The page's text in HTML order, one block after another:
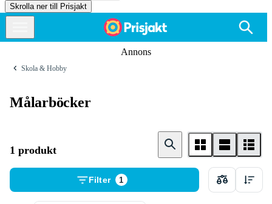
Skrolla ner till Prisjakt
Annons
Skola & Hobby
Målarböcker
1 produkt
Filter 1